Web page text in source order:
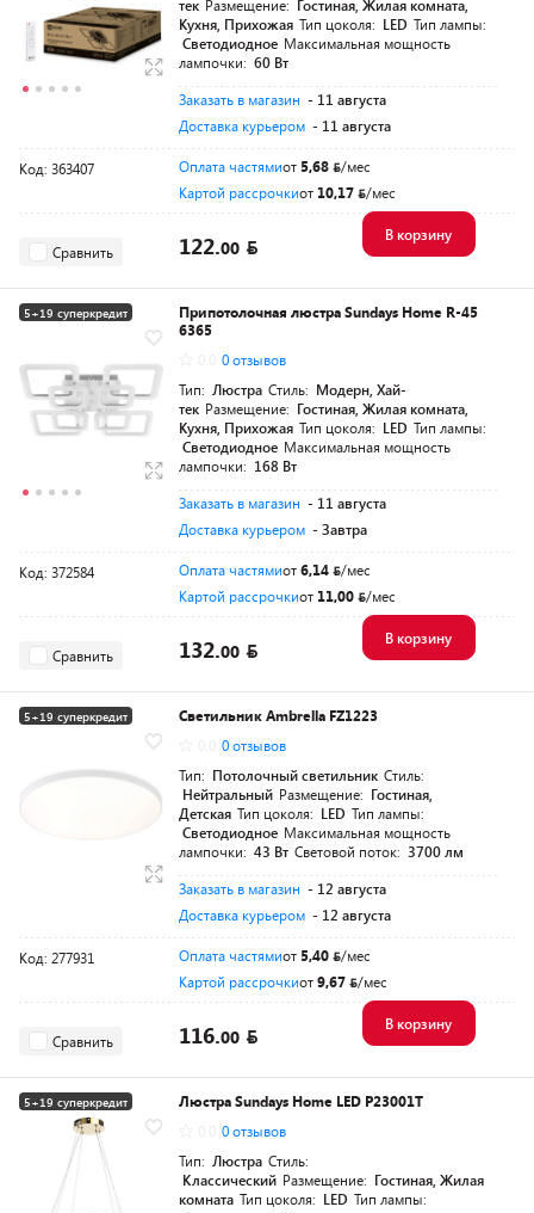
тек Размещение: Гостиная, Жилая комната,
Кухня, Прихожая Тип цоколя: LED Тип лампы:
Светодиодное Максимальная мощность
лампочки: 60 Вт
Заказать в магазин - 11 августа
Доставка курьером - 11 августа
Код: 363407 Оплата частямиот 5,68
/мес
Картой рассрочкиот 10,17 /мес
Сравнить 122.00
В корзину
5+19 суперкредит
Припотолочная люстра Sundays Home R-45
6365
0 отзывов
Тип: Люстра Стиль: Модерн, Хай-
тек Размещение: Гостиная, Жилая комната,
Кухня, Прихожая Тип цоколя: LED Тип лампы:
Светодиодное Максимальная мощность
лампочки: 168 Вт
Заказать в магазин - 11 августа
Доставка курьером - Завтра
Код: 372584 Оплата частямиот6,14
/мес
Картой рассрочкиот 11,00 /мес
Сравнить 132.00
В корзину
5+19 суперкредит
Светильник Ambrella FZ1223
0 отзывов
Тип: Потолочный светильник Стиль:
Нейтральный Размещение: Гостиная,
Детская Тип цоколя: LED Тип лампы:
Светодиодное Максимальная мощность
лампочки: 43 Вт Световой поток: 3700 лм
Заказать в магазин - 12 августа
Доставка курьером - 12 августа
Код: 277931 Оплата частямиот 5,40
/мес
Картой рассрочкиот9,67 /мес
Сравнить 116.00
В корзину
5+19 суперкредит
Люстра Sundays Home LED P23001T
0 отзывов
Тип: Люстра Стиль:
Классический Размещение: Гостиная, Жилая
комната Тип цоколя: LED Тип лампы: